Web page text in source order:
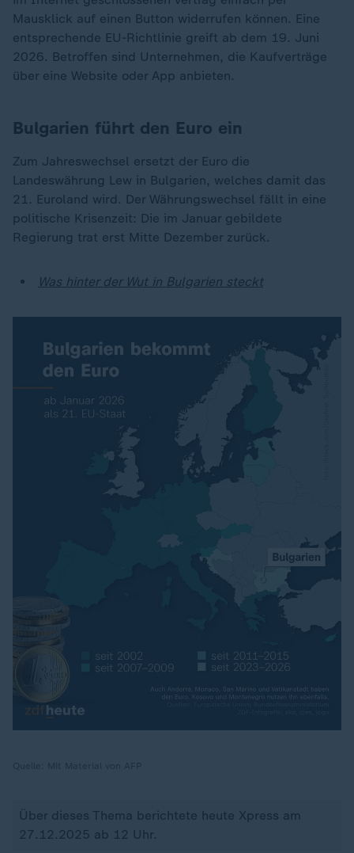
Mausklick auf einen Button widerrufen können. Eine
entsprechende EU-Richtlinie greift ab dem 19. Juni
2026. Betroffen sind Unternehmen, die Kaufverträge
über eine Website oder App anbieten.
Bulgarien führt den Euro ein
Zum Jahreswechsel ersetzt der Euro die
Landeswährung Lew in Bulgarien, welches damit das
21. Euroland wird. Der Währungswechsel fällt in eine
politische Krisenzeit: Die im Januar gebildete
Regierung trat erst Mitte Dezember zurück.
Was hinter der Wut in Bulgarien steckt
Über dieses Thema berichtete heute Xpress am
27.12.2025 ab 12 Uhr.